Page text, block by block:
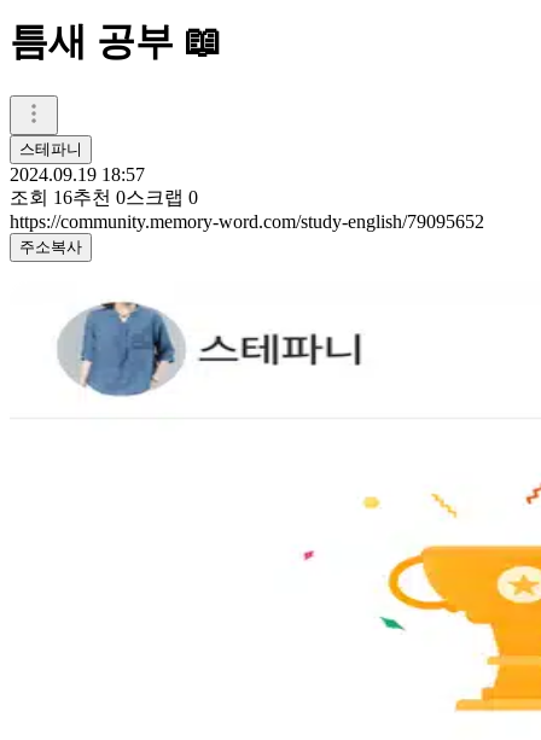
틈새 공부 📖
스테파니
2024.09.19 18:57
조회 16추천 0스크랩 0
https://community.memory-word.com/study-english/79095652
주소복사